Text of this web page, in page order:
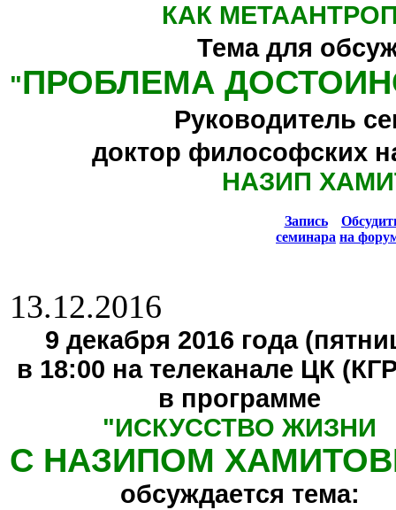
КАК
Тема для
"ПРОБЛЕМА
Руководитель
доктор философских
НАЗИП
Запись
семинара на
13.12.2016
9 декабря 2016 года
в 18:00 на телеканале ЦК
в программе
"ИСКУССТВО ЖИЗНИ
С НАЗИПОМ
обсуждается тема: